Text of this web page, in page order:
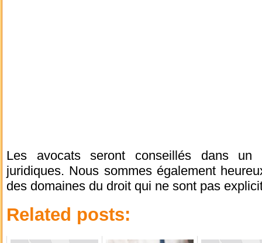
Les avocats seront conseillés dans un
juridiques. Nous sommes également
des domaines du droit qui ne sont pas
Related posts: